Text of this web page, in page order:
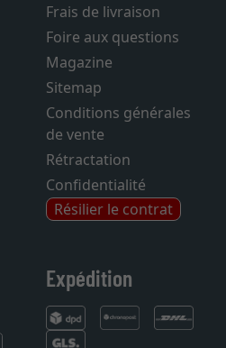
Frais de livraison
Foire aux questions
Magazine
Sitemap
Conditions générales
de vente
Rétractation
Confidentialité
Résilier le contrat
Expédition